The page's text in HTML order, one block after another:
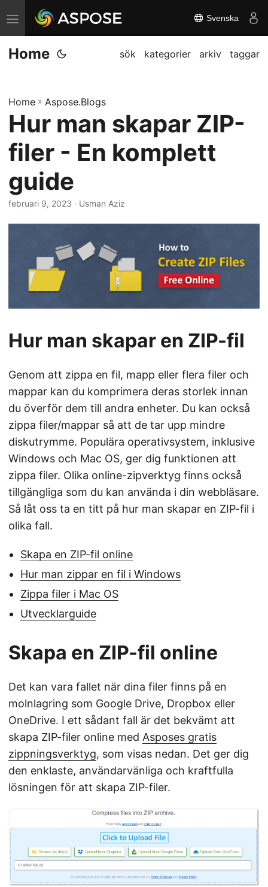
V
ä
x
n
a
i
a
t
i
Svenska
Home sök kategorier arkiv taggar
Home » Aspose.Blogs
Hur man skapar ZIP-
filer - En komplett
guide
februari 9, 2023 · Usman Aziz
Hur man skapar en ZIP-fil
Genom att zippa en fil, mapp eller flera filer och
mappar kan du komprimera deras storlek innan
du överför dem till andra enheter. Du kan också
zippa filer/mappar så att de tar upp mindre
diskutrymme. Populära operativsystem, inklusive
Windows och Mac OS, ger dig funktionen att
zippa filer. Olika online-zipverktyg finns också
tillgängliga som du kan använda i din webbläsare.
Så låt oss ta en titt på hur man skapar en ZIP-fil i
olika fall.
Skapa en ZIP-fil online
Hur man zippar en fil i Windows
Zippa filer i Mac OS
Utvecklarguide
Skapa en ZIP-fil online
Det kan vara fallet när dina filer finns på en
molnlagring som Google Drive, Dropbox eller
OneDrive. I ett sådant fall är det bekvämt att
skapa ZIP-filer online med Asposes gratis
zippningsverktyg, som visas nedan. Det ger dig
den enklaste, användarvänliga och kraftfulla
lösningen för att skapa ZIP-filer.